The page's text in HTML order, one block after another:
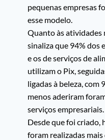
pequenas empresas
esse modelo.
Quanto às atividades
sinaliza que 94% dos
e os de serviços de
utilizam o Pix,
ligadas à beleza, com
menos aderiram
serviços empresariais.
Desde que foi criado,
foram realizadas